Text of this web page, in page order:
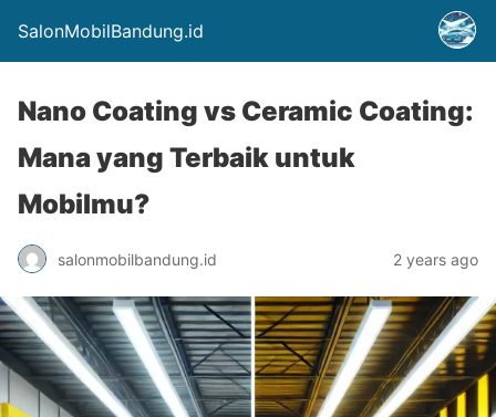
SalonMobilBandung.id
Nano Coating vs Ceramic Coating:
Mana yang Terbaik untuk
Mobilmu?
salonmobilbandung.id 2 years ago